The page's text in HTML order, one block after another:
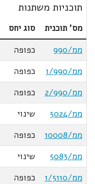
תוכניות משתנות
מס' תוכנית סוג יחס
ממ/990
כפופה
ממ/1/990
כפופה
ממ/2/990
כפופה
ממ/5024
שינוי
ממ/10008
כפופה
ממ/5083
שינוי
ממ/1/5110
כפופה